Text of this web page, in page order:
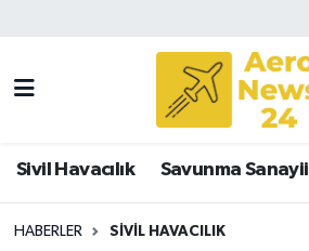
Sivil Havacılık Savunma Sanayii
HABERLER SIVIL HAVACILIK